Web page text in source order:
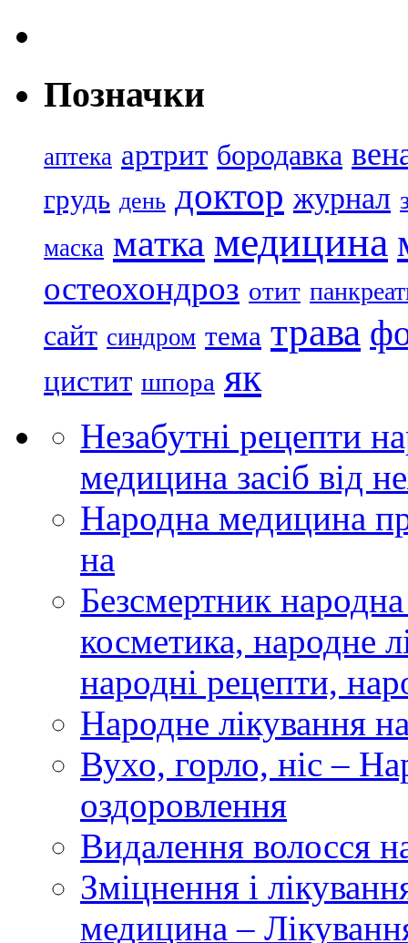
Позначки
аптека артрит бородавка
грудь день доктор журнал
маска матка медицина
остеохондроз отит
сайт синдром тема трава
цистит шпора як
Незабутні рецепти
медицина засіб від
Народна медицина
на
Безсмертник
косметика, народне
народні рецепти,
Народне лікування
Вухо, горло, ніс –
оздоровлення
Видалення
Зміцнення і
медицина –